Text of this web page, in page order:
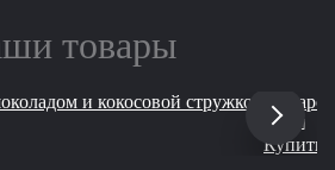
товары
и кокосовой стружкой
850
руб
Купить